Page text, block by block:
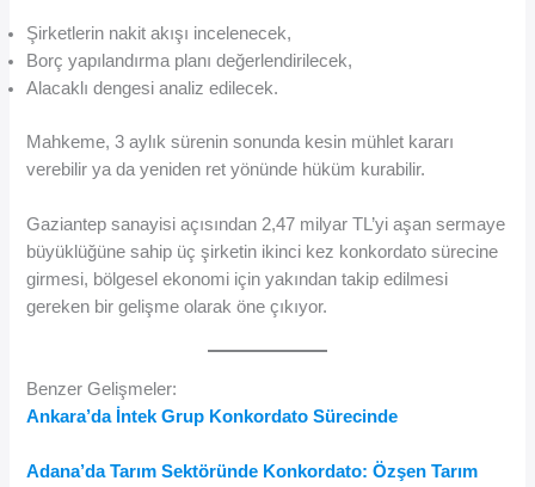
Şirketlerin nakit akışı incelenecek,
Borç yapılandırma planı değerlendirilecek,
Alacaklı dengesi analiz edilecek.
Mahkeme, 3 aylık sürenin sonunda kesin mühlet kararı
verebilir ya da yeniden ret yönünde hüküm kurabilir.
Gaziantep sanayisi açısından 2,47 milyar TL’yi aşan sermaye
büyüklüğüne sahip üç şirketin ikinci kez konkordato sürecine
girmesi, bölgesel ekonomi için yakından takip edilmesi
gereken bir gelişme olarak öne çıkıyor.
Benzer Gelişmeler:
Ankara’da İntek Grup Konkordato Sürecinde
Adana’da Tarım Sektöründe Konkordato: Özşen Tarım